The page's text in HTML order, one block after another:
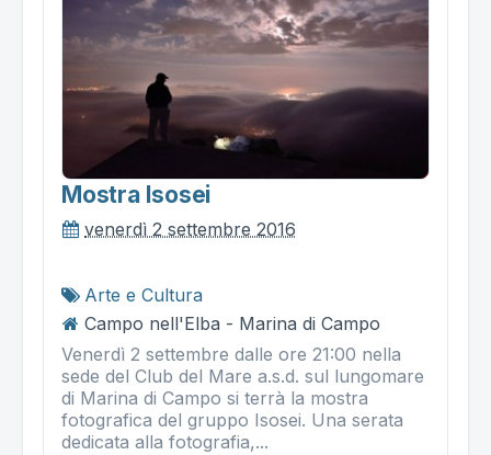
Mostra Isosei
venerdì 2 settembre 2016
Arte e Cultura
Campo nell'Elba - Marina di Campo
Venerdì 2 settembre dalle ore 21:00 nella
sede del Club del Mare a.s.d. sul lungomare
di Marina di Campo si terrà la mostra
fotografica del gruppo Isosei. Una serata
dedicata alla fotografia,...